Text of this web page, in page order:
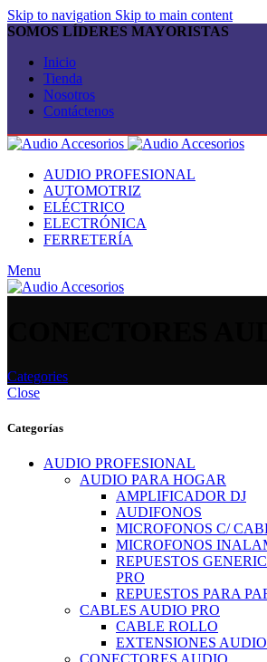
Skip to navigation Skip to main content
SOMOS LÍDERES MAYORISTAS
Inicio
Tienda
Nosotros
Contáctenos
AUDIO PROFESIONAL
AUTOMOTRIZ
ELÉCTRICO
ELECTRÓNICA
FERRETERÍA
Menu
Categories
Close
Categorías
AUDIO PROFESIONAL
AUDIO PARA HOGAR
AMPLIFICADOR DJ
AUDIFONOS
MICROFONOS C/
MICROFONOS
REPUESTOS
PRO
REPUESTOS PARA
CABLES AUDIO PRO
CABLE ROLLO
EXTENSIONES